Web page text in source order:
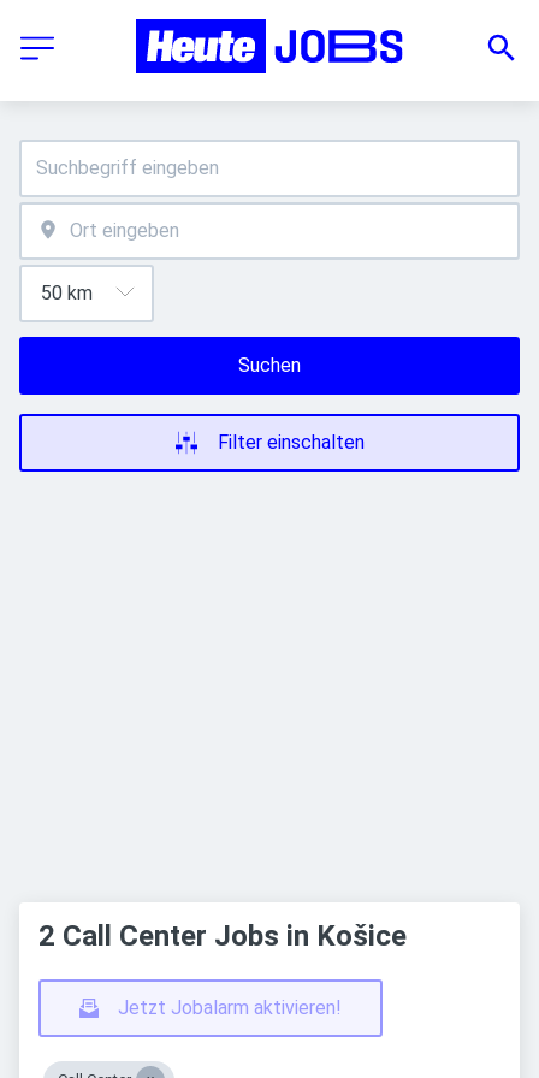
Suchen
Filter einschalten
2 Call Center Jobs in Košice
Jetzt Jobalarm aktivieren!